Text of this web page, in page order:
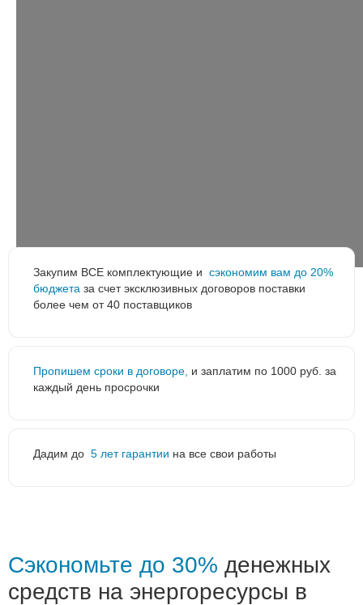
Закупим ВСЕ комплектующие и сэкономим вам до 20%
бюджета за счет эксклюзивных договоров поставки
более чем от 40 поставщиков
Пропишем сроки в договоре, и заплатим по 1000 руб. за
каждый день просрочки
Дадим до 5 лет гарантии на все свои работы
Сэкономьте до 30% денежных
средств на энергоресурсы в